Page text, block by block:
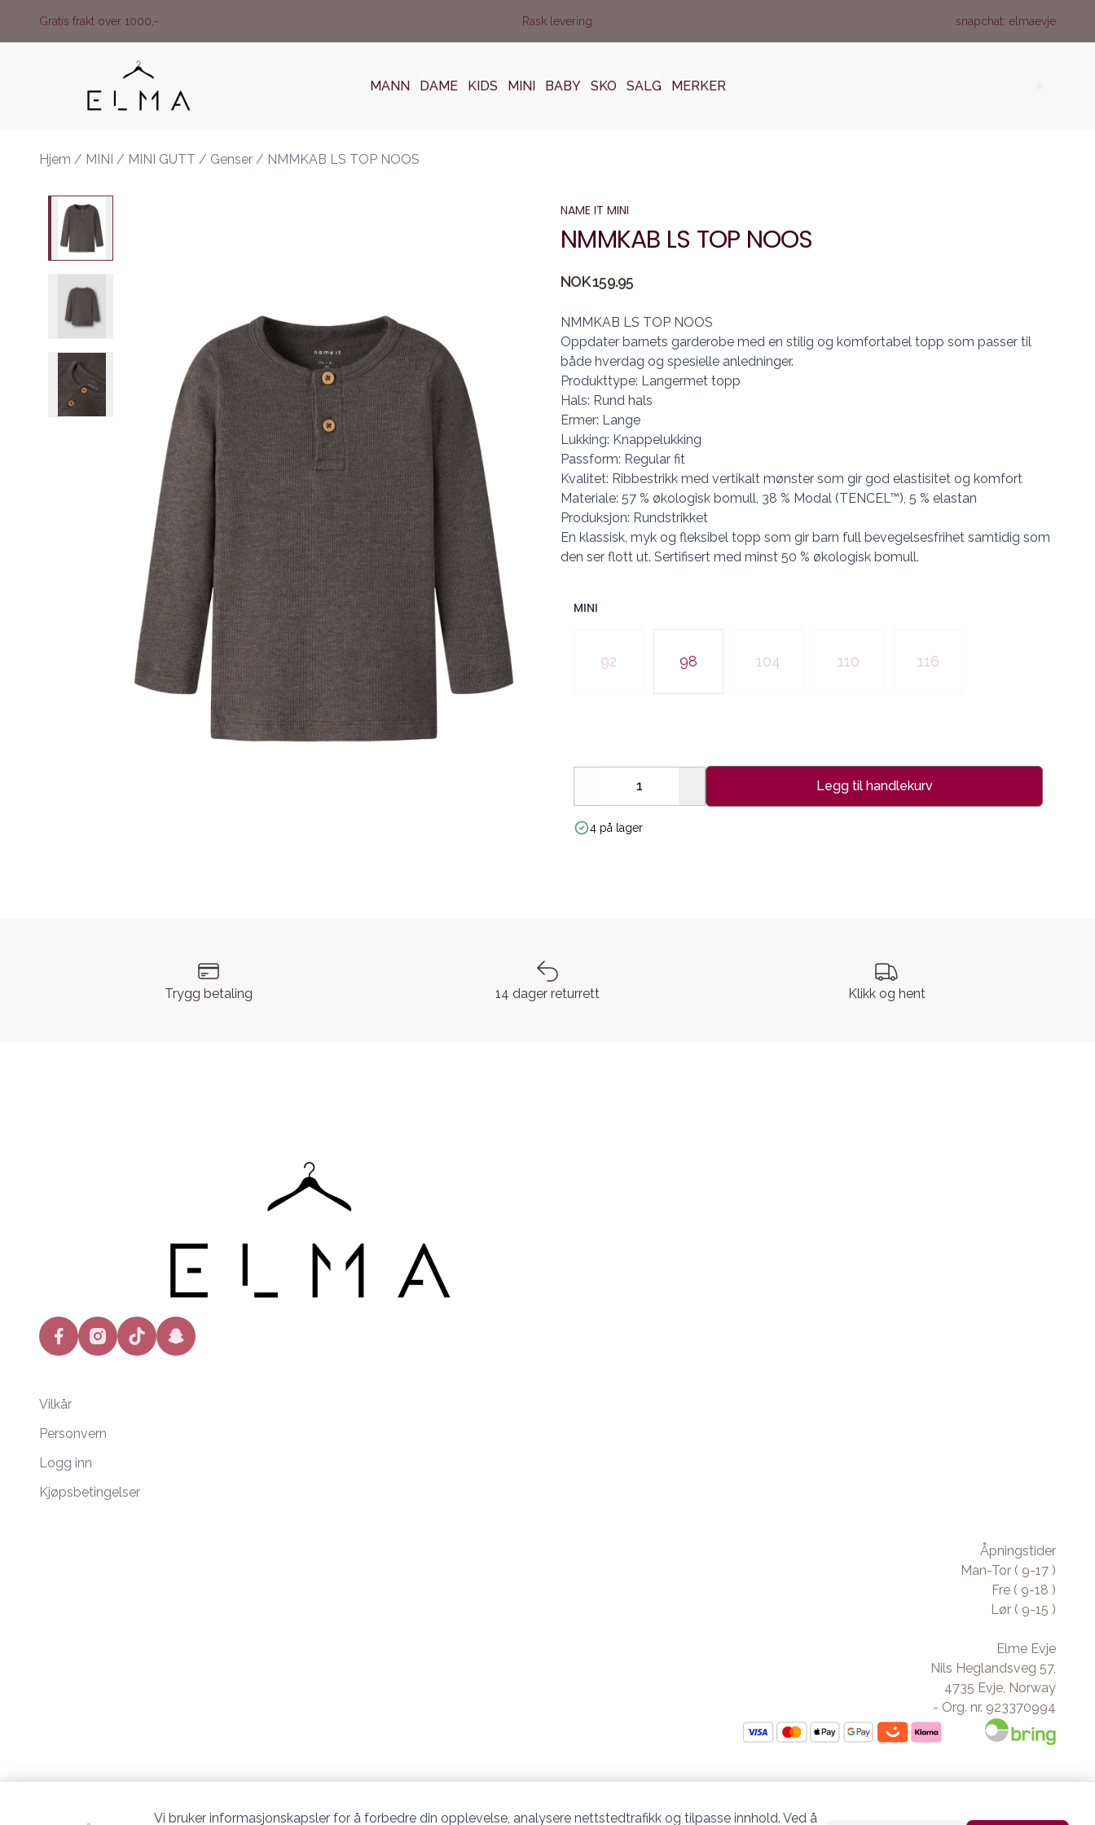
Gratis frakt over 1000,- Rask levering snapchat: elmaevje
MANN DAME KIDS MINI BABY SKO SALG MERKER
Hjem / MINI / MINI GUTT / Genser / NMMKAB LS TOP NOOS
NAME IT MINI
NMMKAB LS TOP NOOS
Produktdetaljer
NOK 159.95
Description
NMMKAB LS TOP NOOS
Oppdater barnets garderobe med en stilig og komfortabel topp som passer til
både hverdag og spesielle anledninger.
Produkttype: Langermet topp
Hals: Rund hals
Ermer: Lange
Lukking: Knappelukking
Passform: Regular fit
Kvalitet: Ribbestrikk med vertikalt mønster som gir god elastisitet og komfort
Materiale: 57 % økologisk bomull, 38 % Modal (TENCEL™), 5 % elastan
Produksjon: Rundstrikket
En klassisk, myk og fleksibel topp som gir barn full bevegelsesfrihet samtidig som
den ser flott ut. Sertifisert med minst 50 % økologisk bomull.
MINI
92 98 104 110 116
Decrease
Legg til handlekurv
4 på lager
Trygg betaling 14 dager returrett Klikk og hent
facebookinstagramtiktok snapchat
Vilkår
Personvern
Logg inn
Kjøpsbetingelser
Åpningstider
Man-Tor ( 9-17 )
Fre ( 9-18 )
Lør ( 9-15 )
Elme Evje
Nils Heglandsveg 57,
4735 Evje, Norway
- Org. nr. 923370994
Vi bruker informasjonskapsler for å forbedre din opplevelse, analysere nettstedtrafikk og tilpasse innhold. Ved å